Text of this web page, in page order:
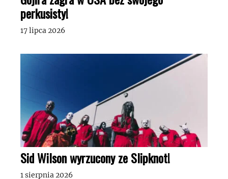
perkusisty!
17 lipca 2026
Sid Wilson wyrzucony ze Slipknot!
1 sierpnia 2026